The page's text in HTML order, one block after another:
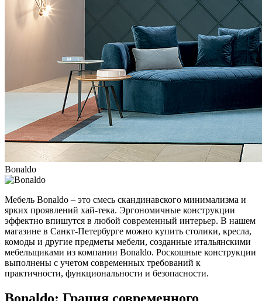
Bonaldo
Мебель Bonaldo – это смесь скандинавского минимализма и
ярких проявлений хай-тека. Эргономичные конструкции
эффектно впишутся в любой современный интерьер. В нашем
магазине в Санкт-Петербурге можно купить столики, кресла,
комоды и другие предметы мебели, созданные итальянскими
мебельщиками из компании Bonaldo. Роскошные конструкции
выполнены с учетом современных требований к
практичности, функциональности и безопасности.
Bonaldo: Грация современного